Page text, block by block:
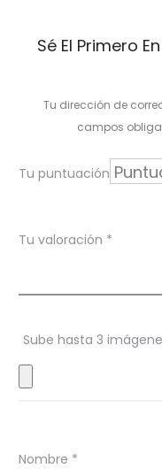
r
i
o
e
s
Sé El Primero
Tu dirección de
campos
Tu puntuación
Tu valoración *
Sube hasta 3
Nombre *